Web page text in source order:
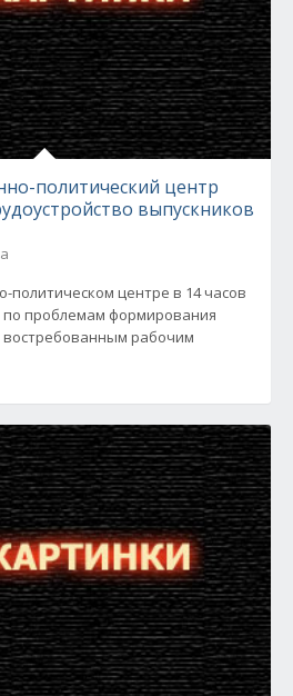
политический центр
выпускников
политическом центре в 14 часов
по проблемам формирования
востребованным рабочим